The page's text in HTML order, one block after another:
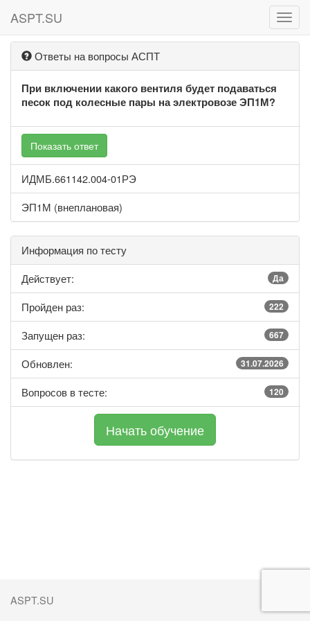
ASPT.SU
Ответы на вопросы АСПТ
При включении какого вентиля будет подаваться
песок под колесные пары на электровозе ЭП1М?
Показать ответ
ИДМБ.661142.004-01РЭ
ЭП1М (внеплановая)
Информация по тесту
Действует:
Да
Пройден раз: 222
Запущен раз: 667
Обновлен: 31.07.2026
Вопросов в тесте: 120
ASPT.SU